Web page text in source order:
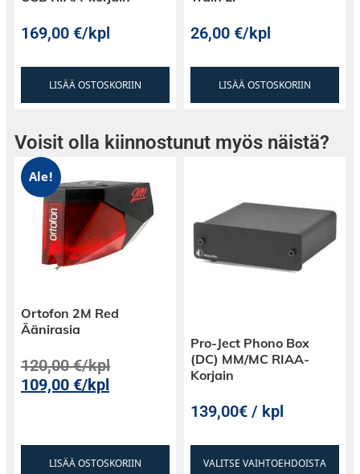
169,00€/kpl
LISÄÄ OSTOSKORIIN
26,00€/kpl
LISÄÄ OSTOSKORIIN
Voisit olla kiinnostunut myös näistä?
Ale!
Ortofon 2M Red
Äänirasia
120,00€/kpl
109,00€/kpl
LISÄÄ OSTOSKORIIN
Pro-Ject Phono Box
(DC) MM/MC RIAA-
Korjain
139,00€ / kpl
VALITSE VAIHTOEHDOISTA